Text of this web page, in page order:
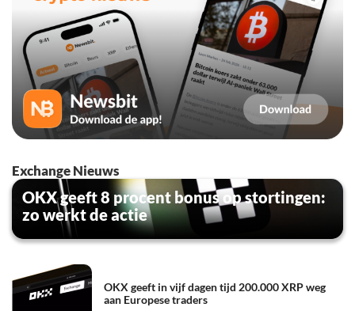
Exchange Nieuws
OKX geeft 8 procent bonus op stortingen:
zo werkt de actie
OKX geeft in vijf dagen tijd 200.000 XRP weg
aan Europese traders